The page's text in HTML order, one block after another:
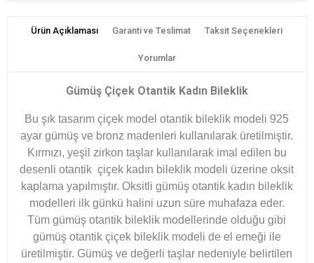
Ürün Açıklaması Garanti ve Teslimat Taksit Seçenekleri
Yorumlar
Gümüş Çiçek Otantik Kadın Bileklik
Bu şık tasarım çiçek model otantik bileklik modeli 925
ayar gümüş ve bronz madenleri kullanılarak üretilmiştir.
Kırmızı, yeşil zirkon taşlar kullanılarak imal edilen bu
desenli otantik çiçek kadın bileklik modeli üzerine oksit
kaplama yapılmıştır. Oksitli gümüş otantik kadın bileklik
modelleri ilk günkü halini uzun süre muhafaza eder.
Tüm gümüş otantik bileklik modellerinde olduğu gibi
gümüş otantik çiçek bileklik modeli de el emeği ile
üretilmiştir. Gümüş ve değerli taşlar nedeniyle belirtilen